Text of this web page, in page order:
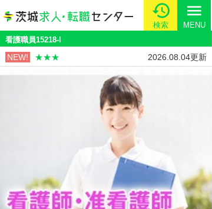
検索
menu
MENU
看護職員15218-l
NEW! ★★★ 2026.08.04更新